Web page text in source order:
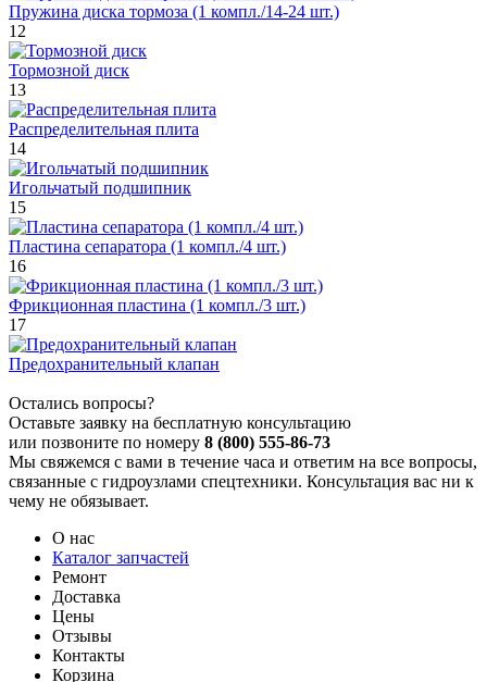
Пружина диска тормоза (1 компл./14-24 шт.)
12
Тормозной диск
13
Распределительная плита
14
Игольчатый подшипник
15
Пластина сепаратора (1 компл./4 шт.)
16
Фрикционная пластина (1 компл./3 шт.)
17
Предохранительный клапан
Остались вопросы?
Оставьте заявку на бесплатную консультацию
или позвоните по номеру 8 (800) 555-86-73
Мы свяжемся с вами в течение часа и ответим на все вопросы,
связанные с гидроузлами спецтехники. Консультация вас ни к
чему не обязывает.
О нас
Каталог запчастей
Ремонт
Доставка
Цены
Отзывы
Контакты
Корзина